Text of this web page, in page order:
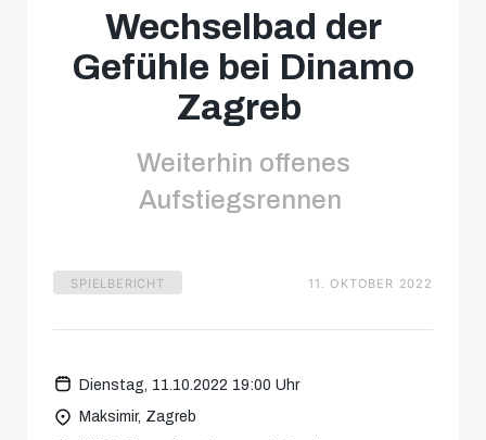
Wechselbad der
Gefühle bei Dinamo
Zagreb
Weiterhin offenes
Aufstiegsrennen
SPIELBERICHT 11. OKTOBER 2022
Dienstag, 11.10.2022 19:00 Uhr
Maksimir, Zagreb